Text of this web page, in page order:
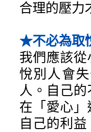
合理的壓力
★不必為取
我們應該
悅別人會
人。自己
在「愛心
自己的利